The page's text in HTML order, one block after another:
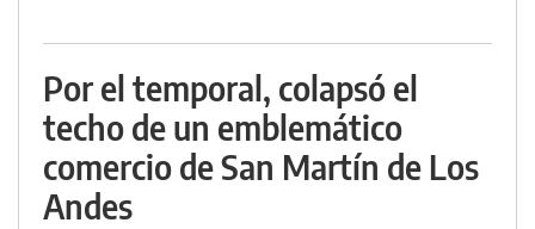
Por el temporal, colapsó el
techo de un emblemático
comercio de San Martín de Los
Andes